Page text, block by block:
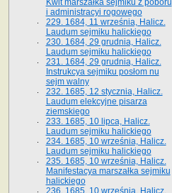
Kwit marszałka sejmiku z poboru
i administracyi rogowego
229. 1684, 11 września, Halicz.
Laudum sejmiku halickiego
230. 1684, 29 grudnia, Halicz.
Laudum sejmiku halickiego
231. 1684, 29 grudnia, Halicz.
Instrukcya sejmiku posłom nu
sejm walny
232. 1685, 12 stycznia, Halicz.
Laudum elekcyjne pisarza
ziemskiego
233. 1685, 10 lipca, Halicz.
Laudum sejmiku halickiego
234. 1685, 10 września, Halicz.
Laudum sejmiku halickiego
235. 1685, 10 września, Halicz.
Manifestacya marszałka sejmiku
halickiego
236. 1685, 10 września, Halicz.